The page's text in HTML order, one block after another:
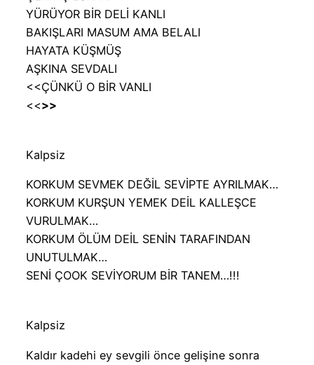
YÜRÜYOR BİR DELİ KANLI
BAKIŞLARI MASUM AMA BELALI
HAYATA KÜŞMÜŞ
AŞKINA SEVDALI
<<ÇÜNKÜ O BİR VANLI
<<>>
Kalpsiz
KORKUM SEVMEK DEĞİL SEVİPTE AYRILMAK…
KORKUM KURŞUN YEMEK DEİL KALLEŞCE
VURULMAK…
KORKUM ÖLÜM DEİL SENİN TARAFINDAN
UNUTULMAK…
SENİ ÇOOK SEVİYORUM BİR TANEM…!!!
Kalpsiz
Kaldır kadehi ey sevgili önce gelişine sonra